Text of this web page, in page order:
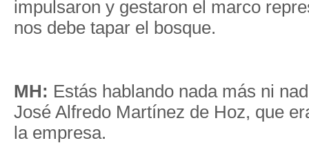
impulsaron y gestaron el marco
nos debe tapar el bosque.
MH: Estás hablando nada más ni
José Alfredo Martínez de Hoz, que
la empresa.